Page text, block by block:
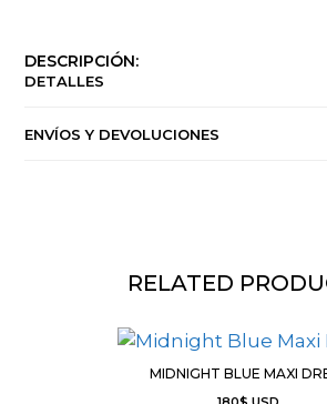
DESCRIPCIÓN:
DETALLES
ENVÍOS Y DEVOLUCIONES
RELATED
MIDNIGHT BLUE MAXI